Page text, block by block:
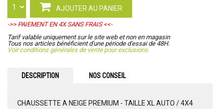
AJOUTER AU PANIER
->> PAIEMENT EN 4X SANS FRAIS <<-
Tarif valable uniquement sur le site web et non en magasin
Tous nos articles bénéficient d'une période d'essai de 48H.
Voir conditions générales de vente pour exclusions.
DESCRIPTION NOS CONSEIL
CHAUSSETTE A NEIGE PREMIUM - TAILLE XL AUTO / 4X4